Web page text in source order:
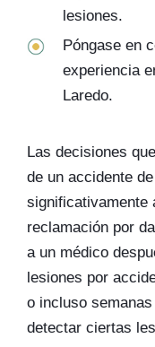
lesiones.
Póngase en
experiencia
Laredo.
Las decisiones
de un accidente
significativamente
reclamación por
a un médico
lesiones por
o incluso
detectar ciertas